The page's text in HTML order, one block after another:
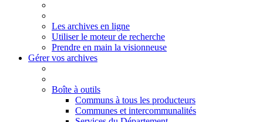
Les archives en ligne
Utiliser le moteur de recherche
Prendre en main la visionneuse
Gérer vos archives
Boîte à outils
Communs à tous les producteurs
Communes et intercommunalités